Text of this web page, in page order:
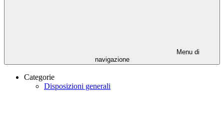
Menu di
navigazione
Categorie
Disposizioni generali